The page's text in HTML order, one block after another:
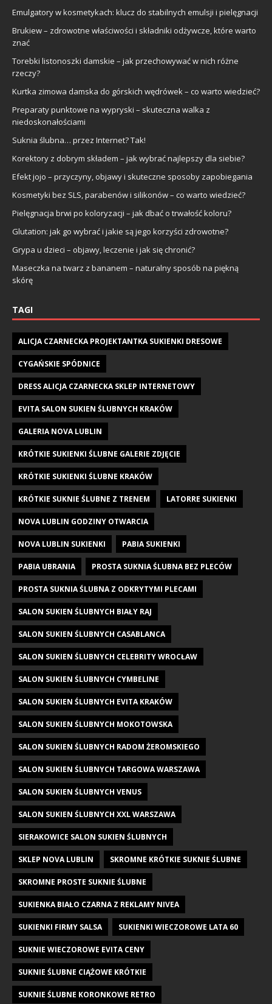
Emulgatory w kosmetykach: klucz do stabilnych emulsji i pielęgnacji
Brukiew – zdrowotne właściwości i składniki odżywcze, które warto
znać
Torebki listonoszki damskie – jak przechowywać w nich różne
rzeczy?
Kurtka zimowa damska do górskich wędrówek – co warto wiedzieć?
Preparaty punktowe na wypryski – skuteczna walka z
niedoskonałościami
Suknia ślubna… przez Internet? Tak!
Korektory z dobrym składem – jak wybrać najlepszy dla siebie?
Efekt jojo – przyczyny, objawy i skuteczne sposoby zapobiegania
Kosmetyki bez SLS, parabenów i silikonów – co warto wiedzieć?
Pielęgnacja brwi po koloryzacji – jak dbać o trwałość koloru?
Glutation: jak go wybrać i jakie są jego korzyści zdrowotne?
Grypa u dzieci – objawy, leczenie i jak się chronić?
Maseczka na twarz z bananem – naturalny sposób na piękną
skórę
TAGI
ALICJA CZARNECKA PROJEKTANTKA SUKIENKI DRESOWE
CYGAŃSKIE SPÓDNICE
DRESS ALICJA CZARNECKA SKLEP INTERNETOWY
EVITA SALON SUKIEN ŚLUBNYCH KRAKÓW
GALERIA NOVA LUBLIN
KRÓTKIE SUKIENKI ŚLUBNE GALERIE ZDJĘCIE
KRÓTKIE SUKIENKI ŚLUBNE KRAKÓW
KRÓTKIE SUKNIE ŚLUBNE Z TRENEM LATORRE SUKIENKI
NOVA LUBLIN GODZINY OTWARCIA
NOVA LUBLIN SUKIENKI PABIA SUKIENKI
PABIA UBRANIA PROSTA SUKNIA ŚLUBNA BEZ PLECÓW
PROSTA SUKNIA ŚLUBNA Z ODKRYTYMI PLECAMI
SALON SUKIEN ŚLUBNYCH BIAŁY RAJ
SALON SUKIEN ŚLUBNYCH CASABLANCA
SALON SUKIEN ŚLUBNYCH CELEBRITY WROCŁAW
SALON SUKIEN ŚLUBNYCH CYMBELINE
SALON SUKIEN ŚLUBNYCH EVITA KRAKÓW
SALON SUKIEN ŚLUBNYCH MOKOTOWSKA
SALON SUKIEN ŚLUBNYCH RADOM ŻEROMSKIEGO
SALON SUKIEN ŚLUBNYCH TARGOWA WARSZAWA
SALON SUKIEN ŚLUBNYCH VENUS
SALON SUKIEN ŚLUBNYCH XXL WARSZAWA
SIERAKOWICE SALON SUKIEN ŚLUBNYCH
SKLEP NOVA LUBLIN SKROMNE KRÓTKIE SUKNIE ŚLUBNE
SKROMNE PROSTE SUKNIE ŚLUBNE
SUKIENKA BIAŁO CZARNA Z REKLAMY NIVEA
SUKIENKI FIRMY SALSA SUKIENKI WIECZOROWE LATA 60
SUKNIE WIECZOROWE EVITA CENY
SUKNIE ŚLUBNE CIĄŻOWE KRÓTKIE
SUKNIE ŚLUBNE KORONKOWE RETRO